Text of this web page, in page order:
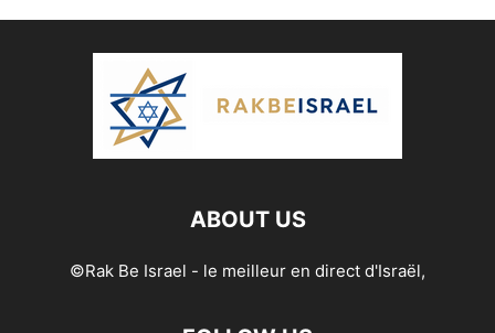
ABOUT US
©Rak Be Israel - le meilleur en direct d'Israël,